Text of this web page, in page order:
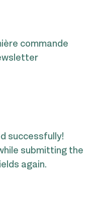
commande
successfully!
submitting the
again.